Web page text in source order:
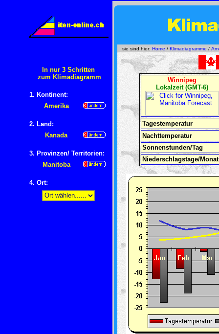
sie sind hier: Home / Klimadiagramme /
In nur 3 Schritten
zum Klimadiagramm
1. Kontinent:
Amerika
2. Land:
Kanada
3. Provinzen/ Territorien:
Manitoba
4. Ort:
Winnipeg
Lokalzeit (GMT-6)
Tagestemperatur
Nachttemperatur
Sonnenstunden/Tag
Niederschlagstage/Monat